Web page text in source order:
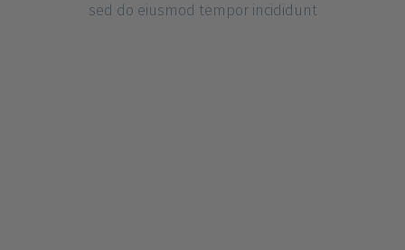
sed do eiusmod tempor incididunt